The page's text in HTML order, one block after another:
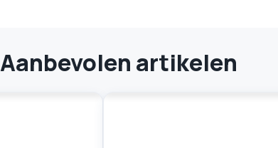
Aanbevolen artikelen